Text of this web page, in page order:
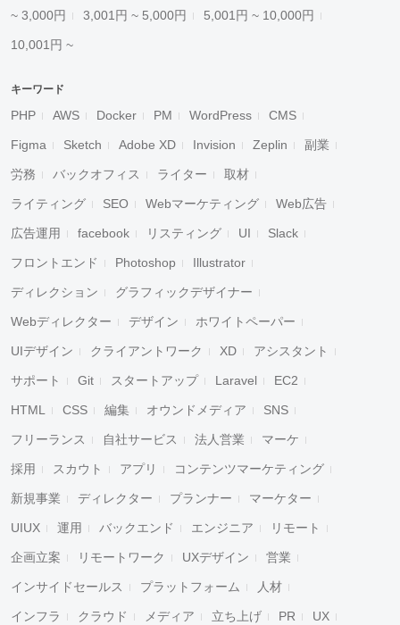
~ 3,000円 3,001円 ~ 5,000円 5,001円 ~ 10,000円
10,001円 ~
キーワード
PHP AWS Docker PM WordPress CMS
Figma Sketch Adobe XD Invision Zeplin 副業
労務 バックオフィス ライター 取材
ライティング SEO Webマーケティング Web広告
広告運用 facebook リスティング UI Slack
フロントエンド Photoshop Illustrator
ディレクション グラフィックデザイナー
Webディレクター デザイン ホワイトペーパー
UIデザイン クライアントワーク XD アシスタント
サポート Git スタートアップ Laravel EC2
HTML CSS 編集 オウンドメディア SNS
フリーランス 自社サービス 法人営業 マーケ
採用 スカウト アプリ コンテンツマーケティング
新規事業 ディレクター プランナー マーケター
UIUX 運用 バックエンド エンジニア リモート
企画立案 リモートワーク UXデザイン 営業
インサイドセールス プラットフォーム 人材
インフラ クラウド メディア 立ち上げ PR UX